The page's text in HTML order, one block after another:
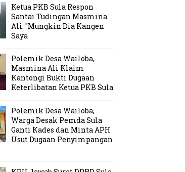
Ketua PKB Sula Respon
Santai Tudingan Masmina
Ali: "Mungkin Dia Kangen
Saya
Polemik Desa Wailoba,
Masmina Ali Klaim
Kantongi Bukti Dugaan
Keterlibatan Ketua PKB Sula
Polemik Desa Wailoba,
Warga Desak Pemda Sula
Ganti Kades dan Minta APH
Usut Dugaan Penyimpangan